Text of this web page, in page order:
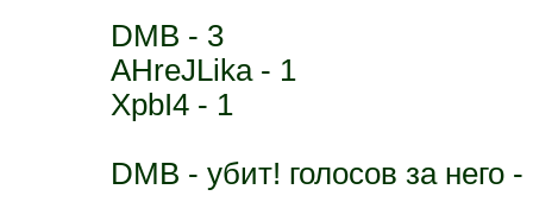
DMB - 3
AHreJLika - 1
XpbI4 - 1
DMB - убит! голосов за него -